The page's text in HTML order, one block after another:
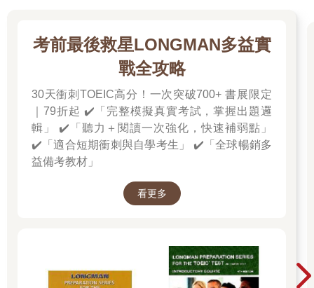
考前最後救星LONGMAN多益實
戰全攻略
30天衝刺TOEIC高分！一次突破700+ 書展限定
｜79折起 ✔️「完整模擬真實考試，掌握出題邏
輯」 ✔️「聽力＋閱讀一次強化，快速補弱點」
✔️「適合短期衝刺與自學考生」 ✔️「全球暢銷多
益備考教材」
看更多